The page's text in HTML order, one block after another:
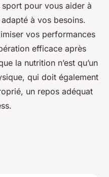
pour vous aider à
à vos besoins.
vos performances
efficace après
la nutrition n’est qu’un
qui doit également
un repos adéquat